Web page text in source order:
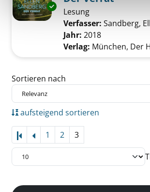
Exemplar-Details von Der
Lesung
Verfasser: Sandberg,
Jahr: 2018
Verlag: München, Der
Zu den Suchfiltern springen
Sortieren nach
aufsteigend sortieren
1 2 3